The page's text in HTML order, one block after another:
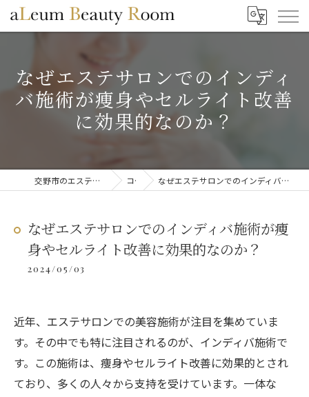
なぜエステサロンでのインディ
バ施術が痩身やセルライト改善
に効果的なのか？
交野市のエステならaLeum Beauty Room コラム なぜエステサロンでのインディバ施術が痩身やセルライト改善に効果的なのか？
なぜエステサロンでのインディバ施術が痩
身やセルライト改善に効果的なのか？
2024/05/03
近年、エステサロンでの美容施術が注目を集めていま
す。その中でも特に注目されるのが、インディバ施術で
す。この施術は、痩身やセルライト改善に効果的とされ
ており、多くの人々から支持を受けています。一体な